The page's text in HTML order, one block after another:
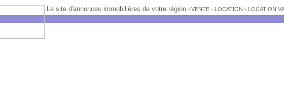
Le site d'annonces immobilières de votre région -VENTE - LOCATION - LOCATION